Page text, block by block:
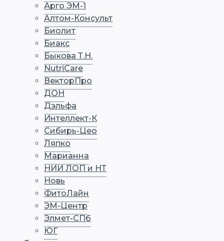
Арго ЭМ-1
Алтом-Консульт
Биолит
Биакс
Быкова Т.Н.
NutriCare
ВекторПро
ДОН
Дэльфа
Интеллект-К
Сибирь-Цео
Ляпко
Марианна
НИИ ЛОП и НТ
Новь
ФитоЛайн
ЭМ-Центр
Элмет-СПб
ЮГ